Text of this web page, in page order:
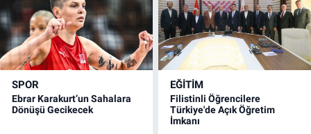
SPOR
Ebrar Karakurt’un Sahalara
Dönüşü Gecikecek
EĞİTİM
Filistinli Öğrencilere
Türkiye'de Açık Öğretim
İmkanı